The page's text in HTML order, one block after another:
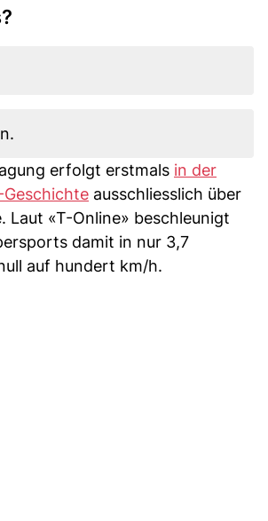
erfolgt erstmals in der
ausschliesslich über
Laut «T-Online» beschleunigt
damit in nur 3,7
auf hundert km/h.